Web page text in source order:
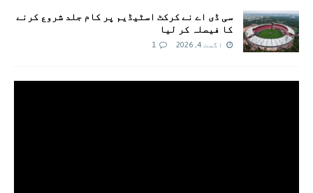
سی ڈی اے نے کرکٹ اسٹیڈیم پر کام جلد شروع کرنے
کا فیصلہ کر لیا
اگست 4, 2026 1